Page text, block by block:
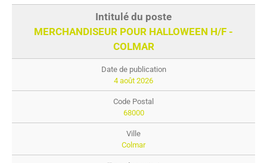
MERCHANDISEUR POUR HALLOWEEN H/F -
COLMAR
4 août 2026
68000
Colmar